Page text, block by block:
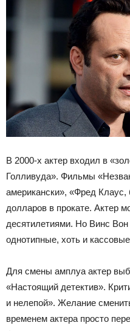
В 2000-х актер входил в
Голливуда». Фильмы
американски», «Фред
долларов в прокате. Актер
десятилетиями. Но Винс
однотипные, хоть и
Для смены амплуа актер
«Настоящий детектив».
и нелепой». Желание
временем актера просто